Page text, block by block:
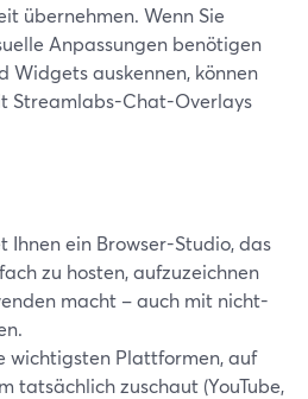
übernehmen. Wenn Sie
Anpassungen benötigen
Widgets auskennen, können
Streamlabs-Chat-Overlays
Ihnen ein Browser-Studio, das
zu hosten, aufzuzeichnen
macht – auch mit nicht-
wichtigsten Plattformen, auf
tatsächlich zuschaut (YouTube,